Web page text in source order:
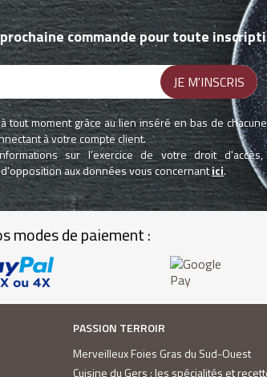
commande pour toute
tout moment grâce au lien inséré en bas de
à votre compte client.
sur l’exercice de votre droit
aux données vous concernantici.
modes de paiement :
PASSION TERROIR
Merveilleux Foies Gras du Sud-Ouest
Cuisine du Gers : les spécialités et